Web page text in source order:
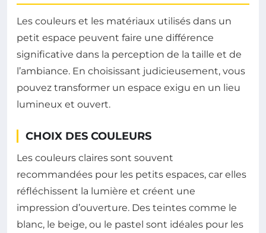
Les couleurs et les matériaux utilisés dans un
petit espace peuvent faire une différence
significative dans la perception de la taille et de
l’ambiance. En choisissant judicieusement, vous
pouvez transformer un espace exigu en un lieu
lumineux et ouvert.
CHOIX DES COULEURS
Les couleurs claires sont souvent
recommandées pour les petits espaces, car elles
réfléchissent la lumière et créent une
impression d’ouverture. Des teintes comme le
blanc, le beige, ou le pastel sont idéales pour les